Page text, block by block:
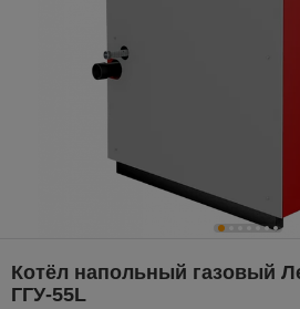
Котёл напольный газовый
ГГУ-55L